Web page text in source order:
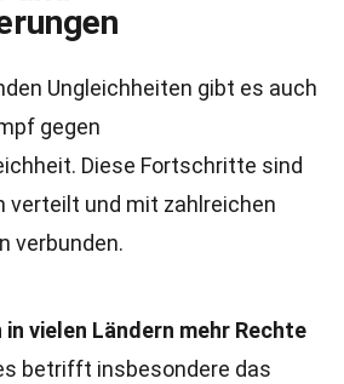
Ungleichheiten gibt es auch
gegen
Diese Fortschritte sind
verteilt und mit zahlreichen
verbunden.
in vielen Ländern mehr Rechte
betrifft insbesondere das